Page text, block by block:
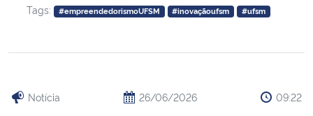
Tags: #empreendedorismoUFSM #inovaçãoufsm #ufsm
Notícia 26/06/2026 09:22